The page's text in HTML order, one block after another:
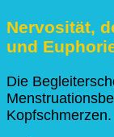
Nervosität,
und
Die
Kopfschmerzen.